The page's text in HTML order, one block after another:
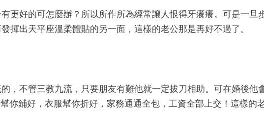
更好的可怎麼辦？所以所作所為經常讓人恨得牙癢癢。可是一旦
揮出天平座溫柔體貼的另一面，這樣的老公那是再好不過了。
，不管三教九流，只要朋友有難他就一定拔刀相助。可在婚後他
你鋪好，衣服幫你折好，家務通通全包，工資全部上交！這樣的